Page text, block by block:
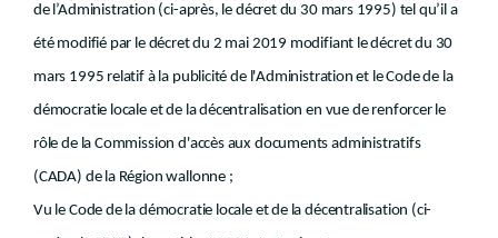
de l’Administration (ci-après, le décret du 30 mars 1995) tel qu’il a
été modifié par le décret du 2 mai 2019 modifiant le décret du 30
mars 1995 relatif à la publicité de l'Administration et le Code de la
démocratie locale et de la décentralisation en vue de renforcer le
rôle de la Commission d'accès aux documents administratifs
(CADA) de la Région wallonne ;
Vu le Code de la démocratie locale et de la décentralisation (ci-